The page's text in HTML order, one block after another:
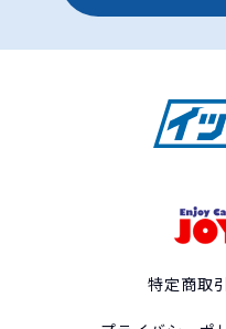
クロ
特定商取